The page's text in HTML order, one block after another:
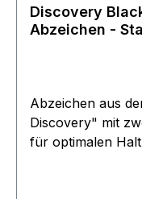
Discovery
Abzeichen -
Abzeichen aus
Discovery" mit
für optimalen